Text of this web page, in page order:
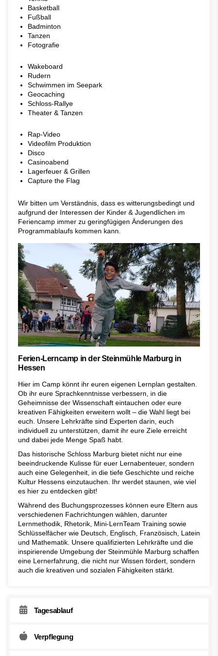
Basketball
Fußball
Badminton
Tanzen
Fotografie
Wakeboard
Rudern
Schwimmen im Seepark
Geocaching
Schloss-Rallye
Theater & Tanzen
Rap-Video
Videofilm Produktion
Disco
Casinoabend
Lagerfeuer & Grillen
Capture the Flag
Wir bitten um Verständnis, dass es witterungsbedingt und
aufgrund der Interessen der Kinder & Jugendlichen im
Feriencamp immer zu geringfügigen Änderungen des
Programmablaufs kommen kann.
Ferien-Lerncamp in der Steinmühle Marburg in
Hessen
Hier im Camp könnt ihr euren eigenen Lernplan gestalten.
Ob ihr eure Sprachkenntnisse verbessern, in die
Geheimnisse der Wissenschaft eintauchen oder eure
kreativen Fähigkeiten erweitern wollt – die Wahl liegt bei
euch. Unsere Lehrkräfte sind Experten darin, euch
individuell zu unterstützen, damit ihr eure Ziele erreicht
und dabei jede Menge Spaß habt.
Das historische Schloss Marburg bietet nicht nur eine
beeindruckende Kulisse für euer Lernabenteuer, sondern
auch eine Gelegenheit, in die tiefe Geschichte und reiche
Kultur Hessens einzutauchen. Ihr werdet staunen, wie viel
es hier zu entdecken gibt!
Während des Buchungsprozesses können eure Eltern aus
verschiedenen Fachrichtungen wählen, darunter
Lernmethodik, Rhetorik, Mini-LernTeam Training sowie
Schlüsselfächer wie Deutsch, Englisch, Französisch, Latein
und Mathematik. Unsere qualifizierten Lehrkräfte und die
inspirierende Umgebung der Steinmühle Marburg schaffen
eine Lernerfahrung, die nicht nur Wissen fördert, sondern
auch die kreativen und sozialen Fähigkeiten stärkt.
Tagesablauf
Verpflegung